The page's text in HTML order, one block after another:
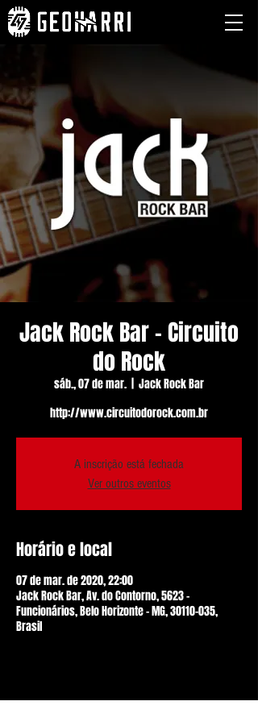
Jack Rock Bar - Circuito
do Rock
sáb., 07 de mar.
Jack Rock Bar
http://www.circuitodorock.com.br
A inscrição está fechada
Ver outros eventos
Horário e local
07 de mar. de 2020, 22:00
Jack Rock Bar, Av. do Contorno, 5623 -
Funcionários, Belo Horizonte - MG, 30110-035,
Brasil